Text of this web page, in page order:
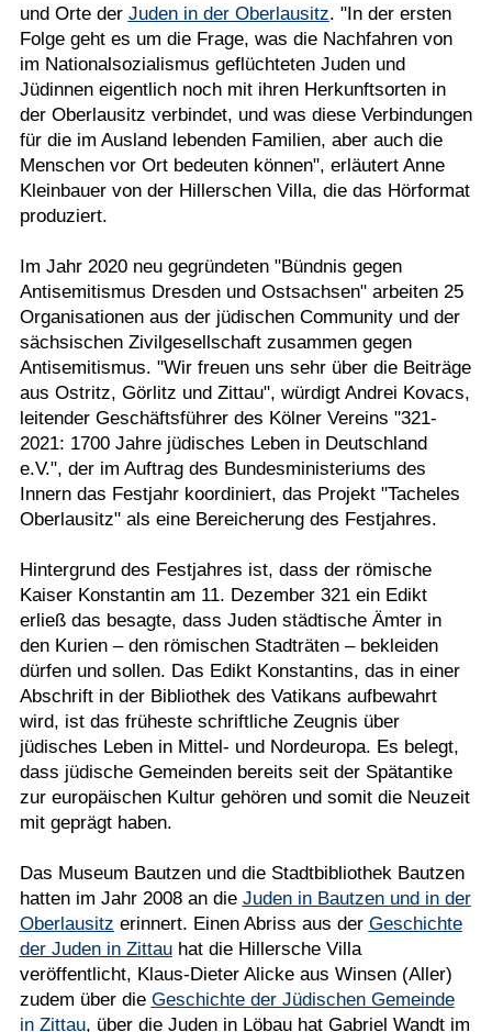
und Orte der Juden in der Oberlausitz. "In der ersten
Folge geht es um die Frage, was die Nachfahren von
im Nationalsozialismus geflüchteten Juden und
Jüdinnen eigentlich noch mit ihren Herkunftsorten in
der Oberlausitz verbindet, und was diese Verbindungen
für die im Ausland lebenden Familien, aber auch die
Menschen vor Ort bedeuten können", erläutert Anne
Kleinbauer von der Hillerschen Villa, die das Hörformat
produziert.
Im Jahr 2020 neu gegründeten "Bündnis gegen
Antisemitismus Dresden und Ostsachsen" arbeiten 25
Organisationen aus der jüdischen Community und der
sächsischen Zivilgesellschaft zusammen gegen
Antisemitismus. "Wir freuen uns sehr über die Beiträge
aus Ostritz, Görlitz und Zittau", würdigt Andrei Kovacs,
leitender Geschäftsführer des Kölner Vereins "321-
2021: 1700 Jahre jüdisches Leben in Deutschland
e.V.", der im Auftrag des Bundesministeriums des
Innern das Festjahr koordiniert, das Projekt "Tacheles
Oberlausitz" als eine Bereicherung des Festjahres.
Hintergrund des Festjahres ist, dass der römische
Kaiser Konstantin am 11. Dezember 321 ein Edikt
erließ das besagte, dass Juden städtische Ämter in
den Kurien – den römischen Stadträten – bekleiden
dürfen und sollen. Das Edikt Konstantins, das in einer
Abschrift in der Bibliothek des Vatikans aufbewahrt
wird, ist das früheste schriftliche Zeugnis über
jüdisches Leben in Mittel- und Nordeuropa. Es belegt,
dass jüdische Gemeinden bereits seit der Spätantike
zur europäischen Kultur gehören und somit die Neuzeit
mit geprägt haben.
Das Museum Bautzen und die Stadtbibliothek Bautzen
hatten im Jahr 2008 an die Juden in Bautzen und in der
Oberlausitz erinnert. Einen Abriss aus der Geschichte
der Juden in Zittauhat die Hillersche Villa
veröffentlicht, Klaus-Dieter Alicke aus Winsen (Aller)
zudem über die Geschichte der Jüdischen Gemeinde
in Zittau, über die Juden in Löbau hat Gabriel Wandt im